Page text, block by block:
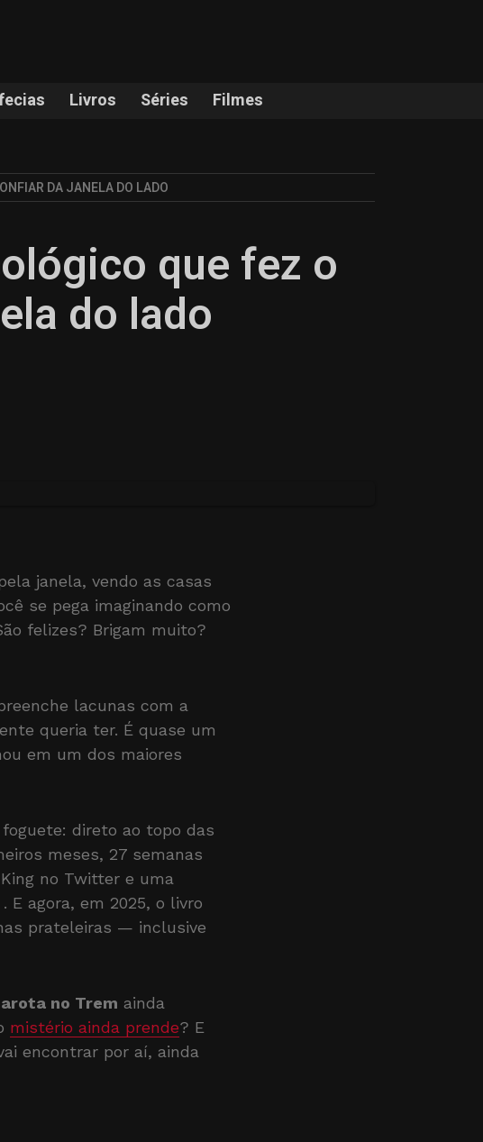
Livros Séries Filmes
DA JANELA DO LADO
que fez o
do lado
janela, vendo as casas
se pega imaginando como
felizes? Brigam muito?
lacunas com a
queria ter. É quase um
em um dos maiores
direto ao topo das
meses, 27 semanas
no Twitter e uma
. E agora, em 2025, o livro
prateleiras — inclusive
no Trem ainda
mistério ainda prende? E
encontrar por aí, ainda